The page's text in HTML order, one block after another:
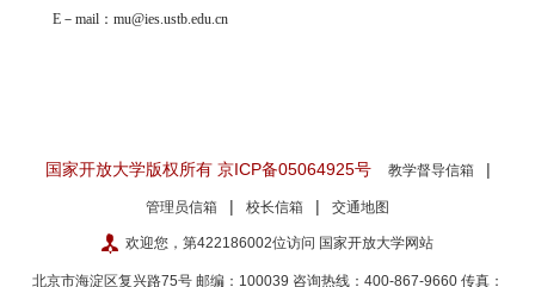
E－mail：mu@ies.ustb.edu.cn
国家开放大学版权所有 京ICP备05064925号 教学督导信箱 |
管理员信箱 | 校长信箱 | 交通地图
欢迎您，第422186002位访问 国家开放大学网站
北京市海淀区复兴路75号 邮编：100039 咨询热线：400-867-9660 传真：